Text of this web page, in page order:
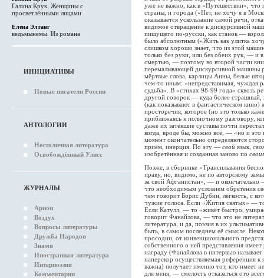
Галина Крук. Женщины с
просветлёнными лицами
Елена Элтанг
ведьмынемы. Из романа
ИНИЦИАТИВЫ
Новые писатели России
АНТОЛОГИИ
Нестоличная литература
Освобождённый Улисс
ЖУРНАЛЫ
Арион
Воздух
Вопросы литературы
Дружба Народов
Знамя
Иностранная литература
Интерпоэзия
Комментарии
уже не важно, как в «Путешествии», что
страны, и города («Нет, не хочу я в
оказывается ускользание самой речи,
видимое отвращение к дискурсивной
пишущего по-русски, как станок —
было абсолютным («Жить как улитка
слишком хорошо знает, что из этой
только без руки, или без обеих рук, — и
смертью, — поэтому во второй части
перемалывающей дискурсивной машины
мёртвые слова, карлицы Анны, белые
чем-то иным: «непредставимая, чуждая
судьба». В «стихах 98-99 года» сквозь
другой говорок — куда более страшный,
(как показывают в фантастическом
просторечия, которое (но это только
приближаясь к полночному разговору,
даже их затёкшие суставы почти
когда, вроде бы, можно всё, — «но и это
момент окончательно определяются
приём, инерция. По эту — свой язык,
изобретённая и созданная заново по
Позже, в сборнике «Трансильвания
праву, но, видимо, не по авторскому
за свой Афганистан», — и окончательно
что необходимым условием обретения
чём говорит Борис Дубин, лёгкость, с
чужие голоса. Если «Жития святых» —
Если Катулл, — то «живёт быстро,
говорит Фанайлова, — что это не
литература, и да, поэзия в их
быть, в самом последнем её смысле.
просодии, от конвенционального
собственного о ней представления
награду (Фанайлова в интервью
наперекор осуществляемая референция к
важна) получает именно тот, кто имеет
для меня, — смелость отказаться ото